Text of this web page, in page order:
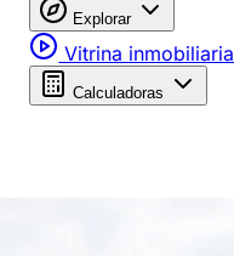
Explorar
Vitrina inmobiliaria
Calculadoras